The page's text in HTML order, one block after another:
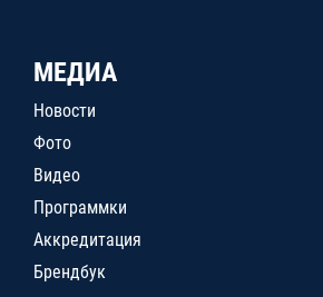
МЕДИА
Новости
Фото
Видео
Программки
Аккредитация
Брендбук